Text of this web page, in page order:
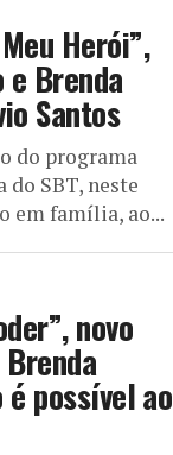
Herói”,
Brenda
Santos
do programa
SBT, neste
em família, ao...
novo
possível ao